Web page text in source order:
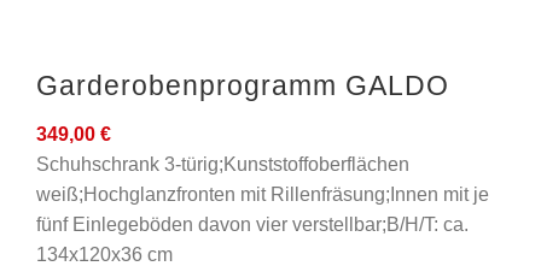
Garderobenprogramm GALDO
349,00 €
Schuhschrank 3-türig;Kunststoffoberflächen
weiß;Hochglanzfronten mit Rillenfräsung;Innen mit je
fünf Einlegeböden davon vier verstellbar;B/H/T: ca.
134x120x36 cm